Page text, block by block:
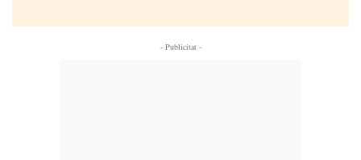
- Publicitat -